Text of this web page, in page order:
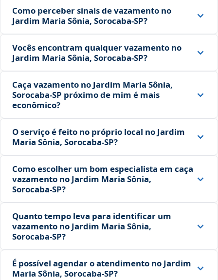
Como perceber sinais de vazamento no
Jardim Maria Sônia, Sorocaba‑SP?
Vocês encontram qualquer vazamento no
Jardim Maria Sônia, Sorocaba‑SP?
Caça vazamento no Jardim Maria Sônia,
Sorocaba‑SP próximo de mim é mais
econômico?
O serviço é feito no próprio local no Jardim
Maria Sônia, Sorocaba‑SP?
Como escolher um bom especialista em caça
vazamento no Jardim Maria Sônia,
Sorocaba‑SP?
Quanto tempo leva para identificar um
vazamento no Jardim Maria Sônia,
Sorocaba‑SP?
É possível agendar o atendimento no Jardim
Maria Sônia, Sorocaba‑SP?